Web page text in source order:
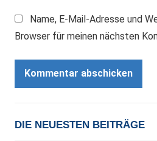
Name, E-Mail-Adresse und
Browser für meinen nächsten
DIE NEUESTEN BEITRÄGE